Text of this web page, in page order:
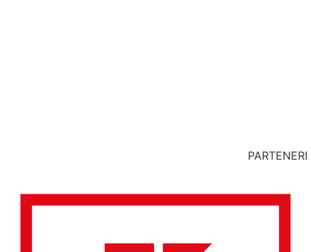
PARTENERI